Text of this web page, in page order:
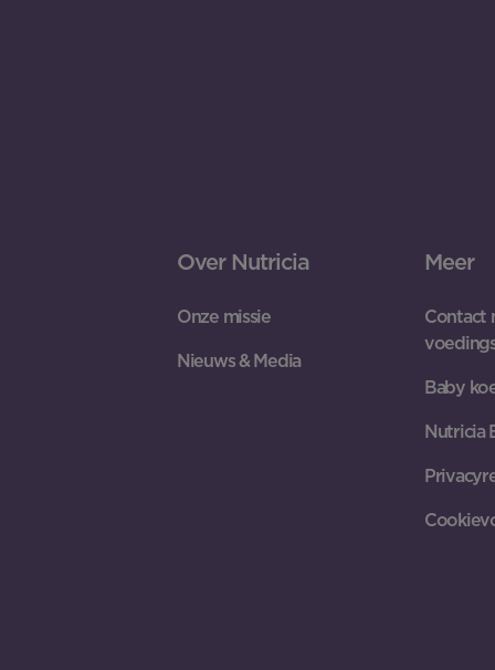
Over Nutricia
Onze missie
Nieuws & Media
Meer
Contact
Baby
Nutricia